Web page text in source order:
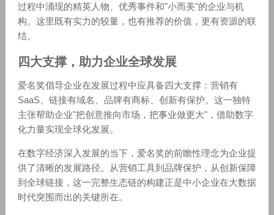
过程中涌现的精英人物、优秀事件和"小而美"的企业与机
构。这里既有实力的较量，也有推荐的价值，更有资源的联
结。
四大支撑，助力企业全球发展
爱名奖倡导企业在发展过程中应具备四大支撑：营销有
SaaS、链接有域名、品牌有商标、创新有保护。这一独特
主张帮助企业"把创意推向市场，把事业做更大"，借助数字
化力量实现全球化发展。
在数字经济深入发展的当下，爱名奖的前瞻性理念为企业提
供了清晰的发展路径。从营销工具到品牌保护，从创新保障
到全球链接，这一完整生态链的构建正是中小企业在大数据
时代突围而出的关键所在。